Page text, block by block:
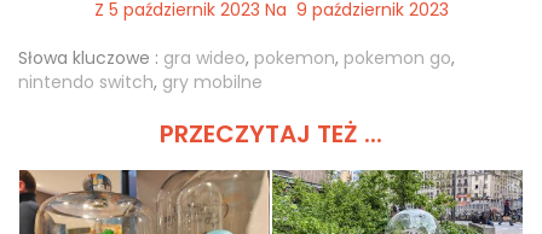
Z 5 październik 2023 Na 9 październik 2023
Słowa kluczowe : gra wideo, pokemon, pokemon go,
nintendo switch, gry mobilne
PRZECZYTAJ TEŻ ...